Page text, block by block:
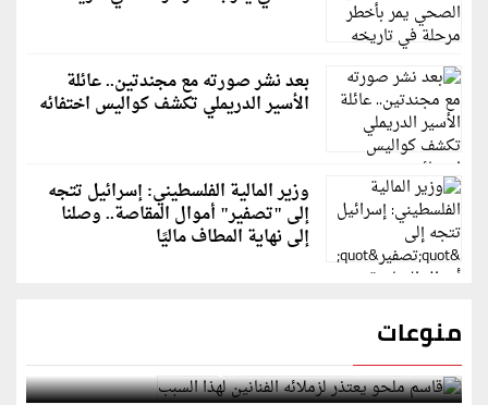
بعد نشر صورته مع مجندتين.. عائلة
الأسير الدريملي تكشف كواليس اختفائه
وزير المالية الفلسطيني: إسرائيل تتجه
إلى "تصفير" أموال المقاصة.. وصلنا
إلى نهاية المطاف ماليًا
منوعات
قاسم ملحو يعتذر لزملائه الفنانين لهذا السبب